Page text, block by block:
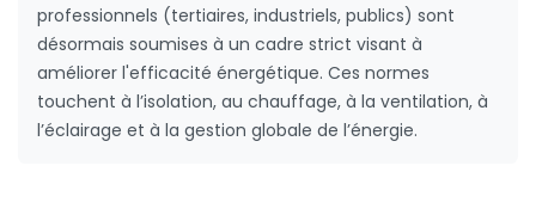
professionnels (tertiaires, industriels, publics) sont
désormais soumises à un cadre strict visant à
améliorer l'efficacité énergétique. Ces normes
touchent à l’isolation, au chauffage, à la ventilation, à
l’éclairage et à la gestion globale de l’énergie.